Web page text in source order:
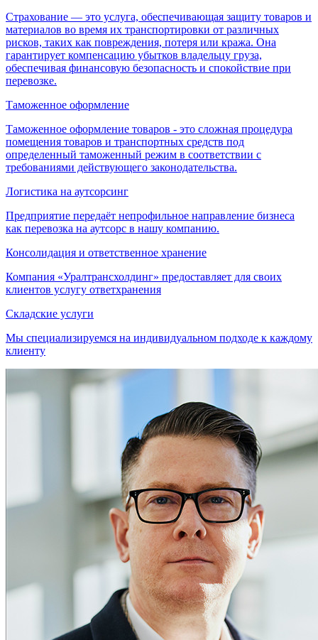
Страхование — это услуга, обеспечивающая защиту товаров и
материалов во время их транспортировки от различных
рисков, таких как повреждения, потеря или кража. Она
гарантирует компенсацию убытков владельцу груза,
обеспечивая финансовую безопасность и спокойствие при
перевозке.
Таможенное оформление
Таможенное оформление товаров - это сложная процедура
помещения товаров и транспортных средств под
определенный таможенный режим в соответствии с
требованиями действующего законодательства.
Логистика на аутсорсинг
Предприятие передаёт непрофильное направление бизнеса
как перевозка на аутсорс в нашу компанию.
Консолидация и ответственное хранение
Компания «Уралтрансхолдинг» предоставляет для своих
клиентов услугу ответхранения
Складские услуги
Мы специализируемся на индивидуальном подходе к каждому
клиенту